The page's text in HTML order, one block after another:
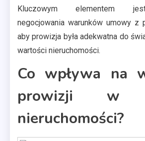
Kluczowym elementem
negocjowania warunków umowy z
aby prowizja była adekwatna do
wartości nieruchomości.
Co wpływa na
prowizji w
nieruchomości?